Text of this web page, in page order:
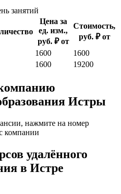
занятий
Цена за
ед. изм.,
руб. ₽ от
Стоимость,
руб. ₽ от
1600
1600
1600 19200
Истры
нажмите на номер
компании
удалённого
в Истре